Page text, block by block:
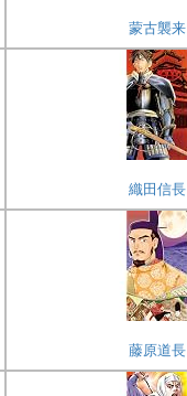
蒙古襲来
織田信長
藤原道長